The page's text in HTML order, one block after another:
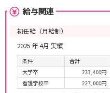
給与関連
初任給（月給制）
2025 年 4月 実績
条件 合計
大学卒
233,400円
看護学校卒
227,000円